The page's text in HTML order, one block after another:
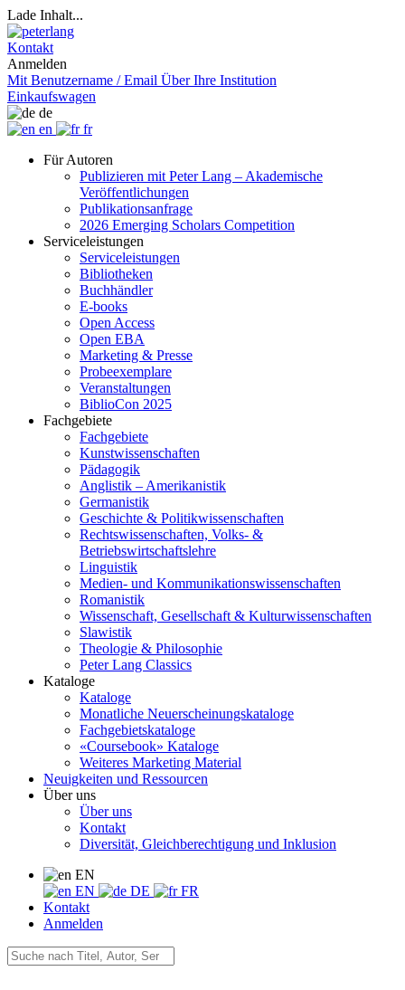
Lade Inhalt...
Kontakt
Anmelden
Mit Benutzername / Email Über Ihre Institution
Einkaufswagen
de
en
fr
Für Autoren
Publizieren mit Peter Lang – Akademische
Veröffentlichungen
Publikationsanfrage
2026 Emerging Scholars Competition
Serviceleistungen
Serviceleistungen
Bibliotheken
Buchhändler
E-books
Open Access
Open EBA
Marketing & Presse
Probeexemplare
Veranstaltungen
BiblioCon 2025
Fachgebiete
Fachgebiete
Kunstwissenschaften
Pädagogik
Anglistik – Amerikanistik
Germanistik
Geschichte & Politikwissenschaften
Rechtswissenschaften, Volks- &
Betriebswirtschaftslehre
Linguistik
Medien- und Kommunikationswissenschaften
Romanistik
Wissenschaft, Gesellschaft & Kulturwissenschaften
Slawistik
Theologie & Philosophie
Peter Lang Classics
Kataloge
Kataloge
Monatliche Neuerscheinungskataloge
Fachgebietskataloge
«Coursebook» Kataloge
Weiteres Marketing Material
Neuigkeiten und Ressourcen
Über uns
Über uns
Kontakt
Diversität, Gleichberechtigung und Inklusion
EN
EN
DE
FR
Kontakt
Anmelden